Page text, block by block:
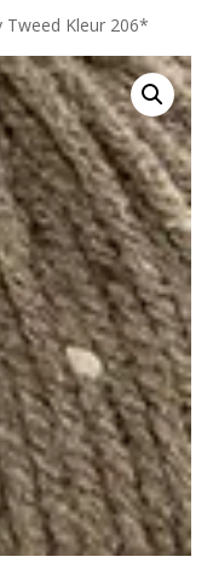
Tweed Kleur 206*